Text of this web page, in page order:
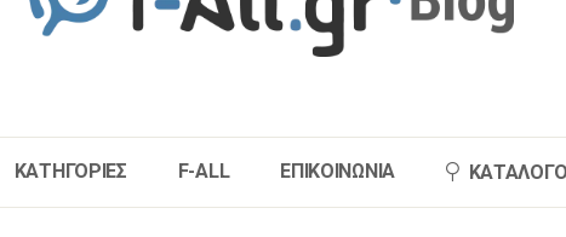
ΚΑΤΗΓΟΡΙΕΣ F-ALL ΕΠΙΚΟΙΝΩΝΙΑ